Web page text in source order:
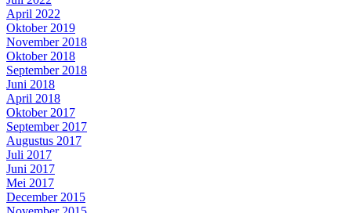
April 2022
Oktober 2019
November 2018
Oktober 2018
September 2018
Juni 2018
April 2018
Oktober 2017
September 2017
Augustus 2017
Juli 2017
Juni 2017
Mei 2017
December 2015